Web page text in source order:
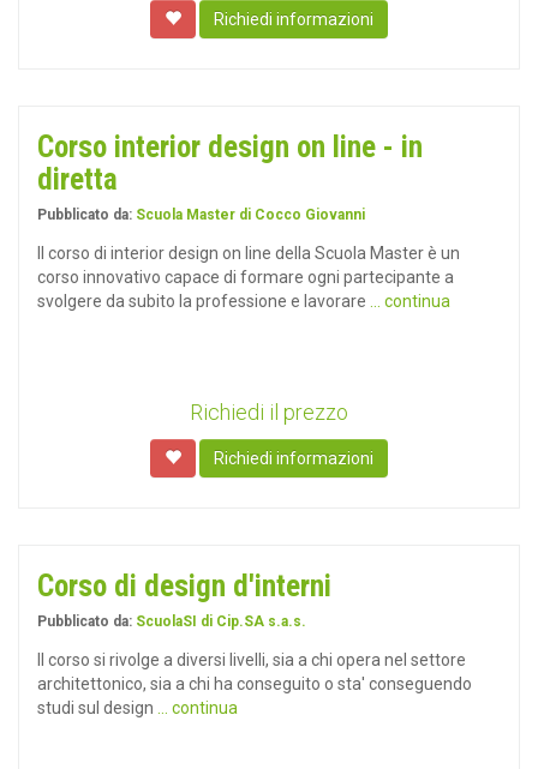
Richiedi informazioni
Corso interior design on line - in
diretta
Pubblicato da: Scuola Master di Cocco Giovanni
Il corso di interior design on line della Scuola Master è un
corso innovativo capace di formare ogni partecipante a
svolgere da subito la professione e lavorare
... continua
Richiedi il prezzo
Richiedi informazioni
Corso di design d'interni
Pubblicato da: ScuolaSI di Cip.SA s.a.s.
Il corso si rivolge a diversi livelli, sia a chi opera nel settore
architettonico, sia a chi ha conseguito o sta' conseguendo
studi sul design
... continua